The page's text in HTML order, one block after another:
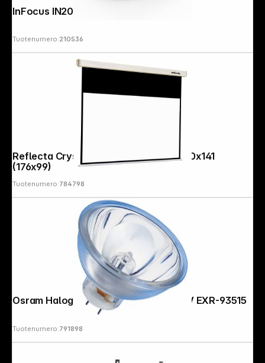
InFocus IN2009UT
Tuotenumero:210536
Reflecta Crystal-Line Motor RC lux 180x141
(176x99)
Tuotenumero:784798
Osram Halogen Lamp Gx5.3 300W 82V EXR-93515
Tuotenumero:791898